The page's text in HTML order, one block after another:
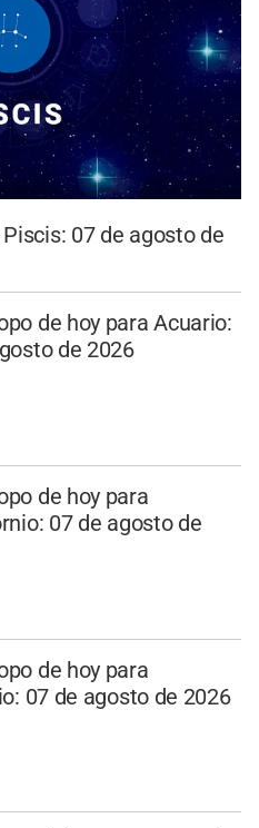
07 de agosto de
de hoy para Acuario:
de 2026
de hoy para
07 de agosto de
de hoy para
07 de agosto de 2026